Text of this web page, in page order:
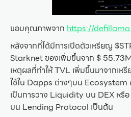
ขอบคุณภาพจาก https://
หลังจากที่ได้มีการเปิดตัวเหรียญ
Starknet ของเพิ่มขึ้นจาก $
เหตุผลที่ทำให้ TVL เพิ่มขึ้นมาจากเห
ใช้ใน Dapps ต่างๆบน Ecosystem
เป็นการวาง Liquidity บน DEX หรื
บน Lending Protocol เป็นต้น